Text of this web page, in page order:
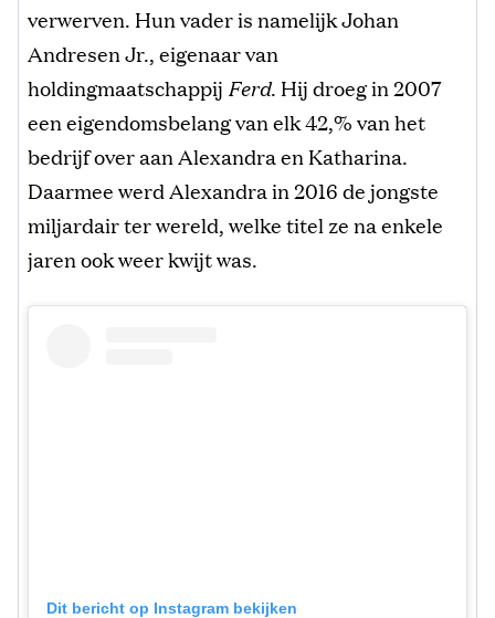
verwerven. Hun vader is namelijk Johan
Andresen Jr., eigenaar van
holdingmaatschappij Ferd. Hij droeg in 2007
een eigendomsbelang van elk 42,% van het
bedrijf over aan Alexandra en Katharina.
Daarmee werd Alexandra in 2016 de jongste
miljardair ter wereld, welke titel ze na enkele
jaren ook weer kwijt was.
Dit bericht op Instagram bekijken